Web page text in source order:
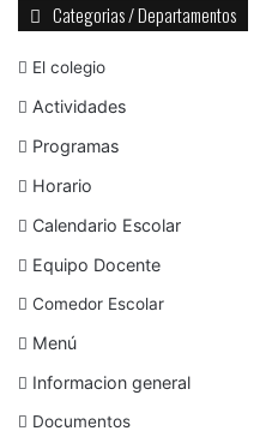
Categorias / Departamentos
El colegio
Actividades
Programas
Horario
Calendario Escolar
Equipo Docente
Comedor Escolar
Menú
Informacion general
Documentos